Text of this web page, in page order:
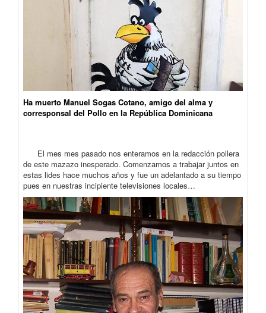
Ha muerto Manuel Sogas Cotano, amigo del alma y
corresponsal del Pollo en la República Dominicana
El mes mes pasado nos enteramos en la redacción pollera
de este mazazo inesperado. Comenzamos a trabajar juntos en
estas lides hace muchos años y fue un adelantado a su tiempo
pues en nuestras incipiente televisiones locales…